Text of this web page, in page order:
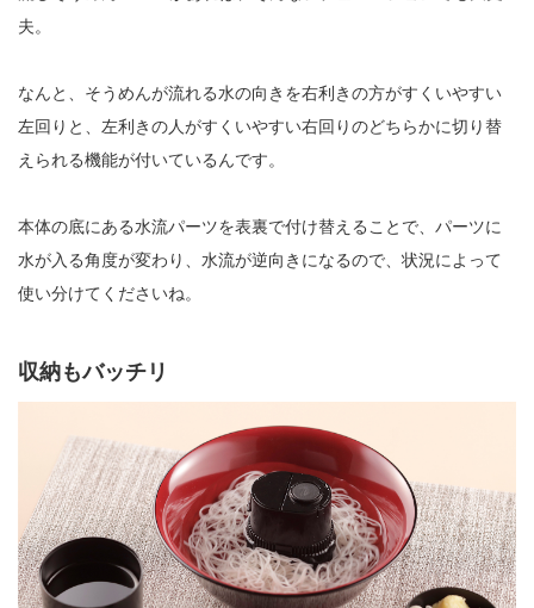
夫。
なんと、そうめんが流れる水の向きを右利きの方がすくいやすい
左回りと、左利きの人がすくいやすい右回りのどちらかに切り替
えられる機能が付いているんです。
本体の底にある水流パーツを表裏で付け替えることで、パーツに
水が入る角度が変わり、水流が逆向きになるので、状況によって
使い分けてくださいね。
収納もバッチリ